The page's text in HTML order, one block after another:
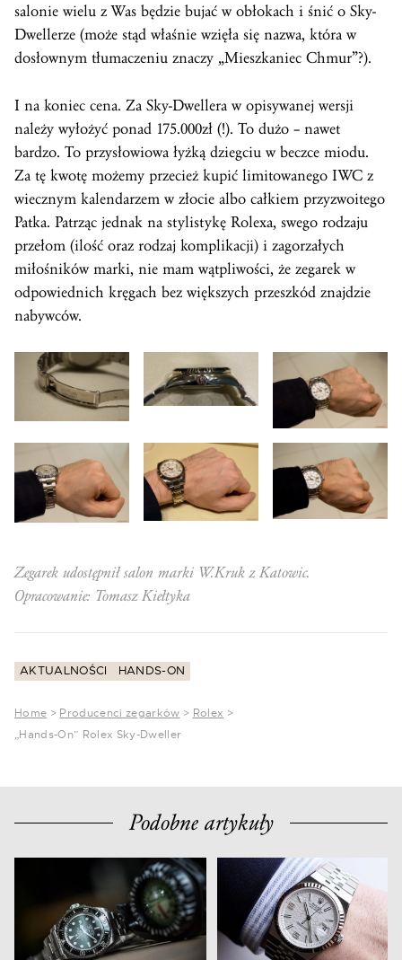
salonie wielu z Was będzie bujać w obłokach i śnić o Sky-
Dwellerze (może stąd właśnie wzięła się nazwa, która w
dosłownym tłumaczeniu znaczy „Mieszkaniec Chmur”?).
I na koniec cena. Za Sky-Dwellera w opisywanej wersji
należy wyłożyć ponad 175.000zł (!). To dużo – nawet
bardzo. To przysłowiowa łyżką dziegciu w beczce miodu.
Za tę kwotę możemy przecież kupić limitowanego IWC z
wiecznym kalendarzem w złocie albo całkiem przyzwoitego
Patka. Patrząc jednak na stylistykę Rolexa, swego rodzaju
przełom (ilość oraz rodzaj komplikacji) i zagorzałych
miłośników marki, nie mam wątpliwości, że zegarek w
odpowiednich kręgach bez większych przeszkód znajdzie
nabywców.
Zegarek udostępnił salon marki W.Kruk z Katowic.
Opracowanie: Tomasz Kiełtyka
AKTUALNOŚCI HANDS-ON
Home > Producenci zegarków > Rolex >
„Hands-On” Rolex Sky-Dweller
Podobne artykuły